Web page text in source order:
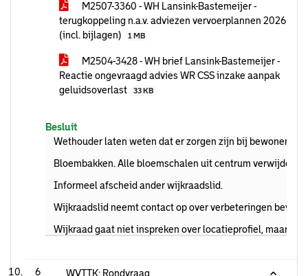
M2507-3360 - WH Lansink-Bastemeijer -
terugkoppeling n.a.v. adviezen vervoerplannen 2026
(incl. bijlagen)
1 MB
M2504-3428 - WH brief Lansink-Bastemeijer -
Reactie ongevraagd advies WR CSS inzake aanpak
geluidsoverlast
33 KB
Besluit
Wethouder laten weten dat er zorgen zijn bij bewoners
Bloembakken. Alle bloemschalen uit centrum verwijdert.
Informeel afscheid ander wijkraadslid.
Wijkraadslid neemt contact op over verbeteringen
Wijkraad gaat niet inspreken over locatieprofiel, maar
6 WVTTK: Rondvraag